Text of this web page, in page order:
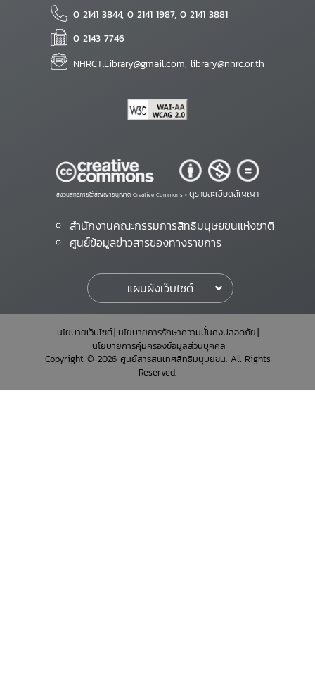
0 2141 3844, 0 2141 1987, 0 2141 3881
0 2143 7746
NHRCT.Library@gmail.com; library@nhrc.or.th
สงวนสิทธิ์ภายใต้สัญญาอนุญาต Creative Commons • ดูรายละเอียดสัญญา
สำนักงานคณะกรรมการสิทธิมนุษยชนแห่งชาติ
ศูนย์ข้อมูลข่าวสารของทางราชการ
แผนผังเว็บไซต์
นโยบายเว็บไซต์ นโยบายการรักษาความมั่นคงปลอดภัย
นโยบายการคุ้มครองข้อมูลส่วนบุคคล
Copyright © 2026 ศูนย์สารสนเทศสิทธิมนุษยชน. All Rights
Reserved.